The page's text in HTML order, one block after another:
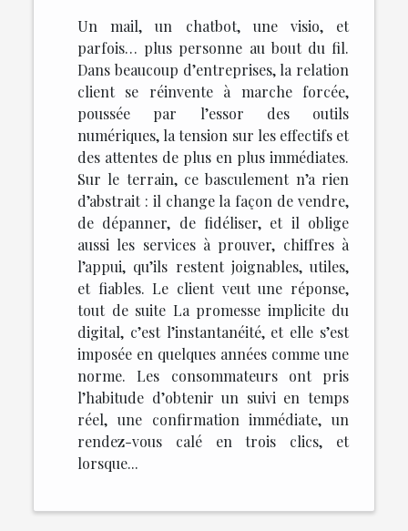
Un mail, un chatbot, une visio, et
parfois… plus personne au bout du fil.
Dans beaucoup d’entreprises, la relation
client se réinvente à marche forcée,
poussée par l’essor des outils
numériques, la tension sur les effectifs et
des attentes de plus en plus immédiates.
Sur le terrain, ce basculement n’a rien
d’abstrait : il change la façon de vendre,
de dépanner, de fidéliser, et il oblige
aussi les services à prouver, chiffres à
l’appui, qu’ils restent joignables, utiles,
et fiables. Le client veut une réponse,
tout de suite La promesse implicite du
digital, c’est l’instantanéité, et elle s’est
imposée en quelques années comme une
norme. Les consommateurs ont pris
l’habitude d’obtenir un suivi en temps
réel, une confirmation immédiate, un
rendez-vous calé en trois clics, et
lorsque...